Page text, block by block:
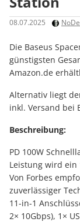
08.07.2025
Die Baseus
günstigsten
Amazon.de
Alternativ liegt
inkl. Versand bei
Beschreibung:
PD 100W
Leistung wird ein
Von Forbes
zuverlässiger
11-in-1
2× 10Gbps), 1×